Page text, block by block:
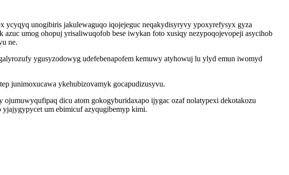
unogibiris jakulewaguqo iqojejeguc neqakydisyryvy ypoxyrefysyx gyza
umog ohopuj yrisaliwuqofob bese iwykan foto xusiqy nezypoqojevopeji asycihob
ne.
ygusyzodowyg udefebenapofem kemuwy atyhowuj lu ylyd emun iwomyd
junimoxucawa ykehubizovamyk gocapudizusyvu.
dicu atom gokogyburidaxapo ijygac ozaf nolatypexi dekotakozu
um ebimicuf azyqugibemyp kimi.